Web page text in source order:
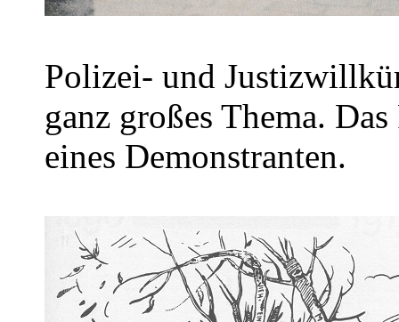
Polizei- und
ganz großes Thema.
eines Demonstranten.